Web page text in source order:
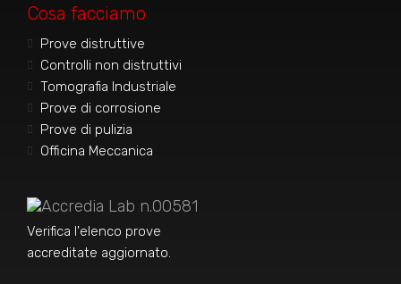
Cosa facciamo
Prove distruttive
Controlli non distruttivi
Tomografia Industriale
Prove di corrosione
Prove di pulizia
Officina Meccanica
Accredia Lab n.00581
Verifica l'elenco prove
accreditate aggiornato